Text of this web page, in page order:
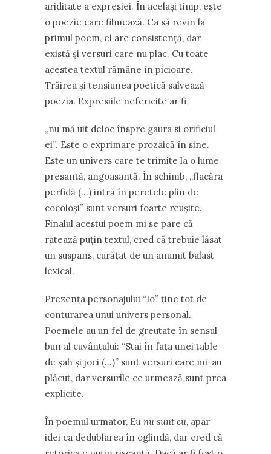
ariditate a expresiei. În același timp, este
o poezie care filmează. Ca să revin la
primul poem, el are consistență, dar
există și versuri care nu plac. Cu toate
acestea textul rămâne în picioare.
Trăirea și tensiunea poetică salvează
poezia. Expresiile nefericite ar fi
,,nu mă uit deloc înspre gaura si orificiul
ei’’. Este o exprimare prozaică în sine.
Este un univers care te trimite la o lume
presantă, angoasantă. În schimb, ,,flacăra
perfidă (…) intră în peretele plin de
cocoloși’’ sunt versuri foarte reușite.
Finalul acestui poem mi se pare că
ratează puțin textul, cred că trebuie lăsat
un suspans, curățat de un anumit balast
lexical.
Prezența personajului “Io” ține tot de
conturarea unui univers personal.
Poemele au un fel de greutate în sensul
bun al cuvântului: “Stai în fața unei table
de șah și joci (…)” sunt versuri care mi-au
plăcut, dar versurile ce urmează sunt prea
explicite.
În poemul urmator, Eu nu sunt eu, apar
idei ca dedublarea în oglindă, dar cred că